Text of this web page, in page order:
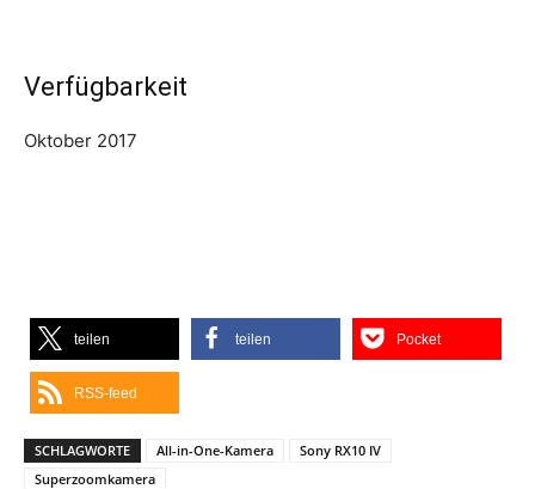
Verfügbarkeit
Oktober 2017
teilen teilen Pocket
RSS-feed
SCHLAGWORTE All-in-One-Kamera
Sony RX10 IV
Superzoomkamera